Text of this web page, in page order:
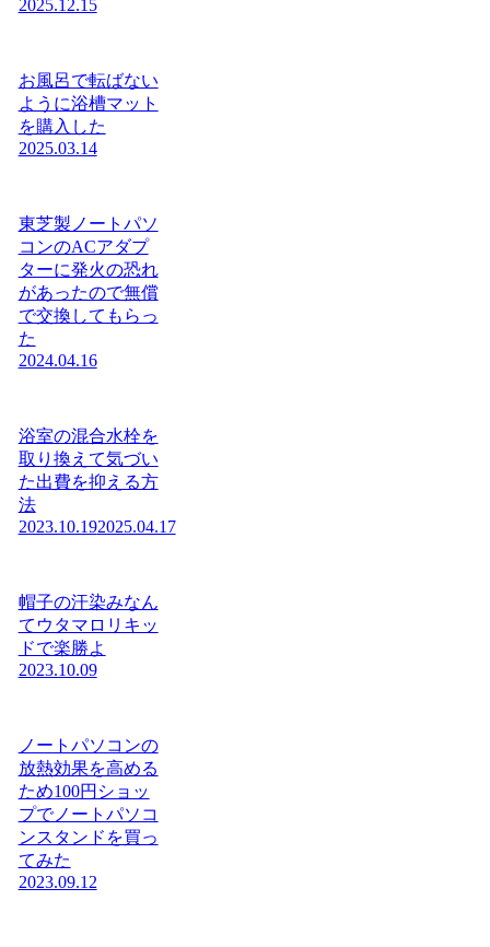
2025.12.15
お風呂で転ばない
ように浴槽マット
を購入した
2025.03.14
東芝製ノートパソ
コンのACアダプ
ターに発火の恐れ
があったので無償
で交換してもらっ
た
2024.04.16
浴室の混合水栓を
取り換えて気づい
た出費を抑える方
法
2023.10.192025.04.17
帽子の汗染みなん
てウタマロリキッ
ドで楽勝よ
2023.10.09
ノートパソコンの
放熱効果を高める
ため100円ショッ
プでノートパソコ
ンスタンドを買っ
てみた
2023.09.12